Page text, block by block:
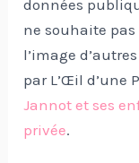
données
ne souhaite
l’image
par L’Œil d’une
Jannot et ses
privée.